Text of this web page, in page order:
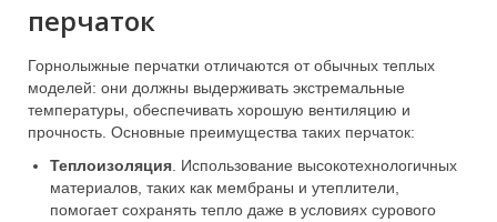
перчаток
Горнолыжные перчатки отличаются от обычных теплых
моделей: они должны выдерживать экстремальные
температуры, обеспечивать хорошую вентиляцию и
прочность. Основные преимущества таких перчаток:
Теплоизоляция . Использование высокотехнологичных
материалов, таких как мембраны и утеплители,
помогает сохранять тепло даже в условиях сурового